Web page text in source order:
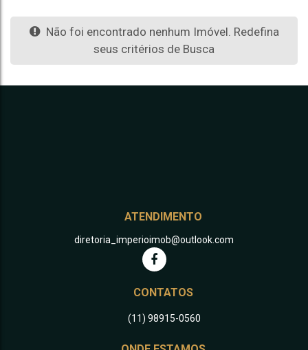
Não foi encontrado nenhum Imóvel. Redefina
seus critérios de Busca
ATENDIMENTO
diretoria_imperioimob@outlook.com
CONTATOS
(11) 98915-0560